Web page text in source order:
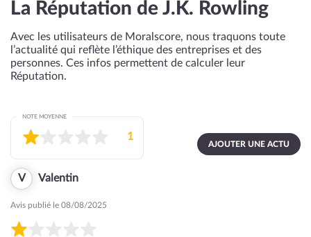
La Réputation de J.K. Rowling
Avec les utilisateurs de Moralscore, nous traquons toute
l’actualité qui reflète l’éthique des entreprises et des
personnes. Ces infos permettent de calculer leur
Réputation.
AJOUTER UNE ACTU
NOTE MOYENNE
1
V Valentin
Avis publié le 08/08/2025